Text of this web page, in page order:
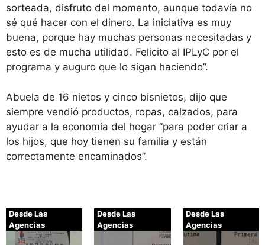
sorteada, disfruto del momento, aunque todavía no
sé qué hacer con el dinero. La iniciativa es muy
buena, porque hay muchas personas necesitadas y
esto es de mucha utilidad. Felicito al IPLyC por el
programa y auguro que lo sigan haciendo”.
Abuela de 16 nietos y cinco bisnietos, dijo que
siempre vendió productos, ropas, calzados, para
ayudar a la economía del hogar “para poder criar a
los hijos, que hoy tienen su familia y están
correctamente encaminados”.
Desde Las
Agencias
Desde Las
Agencias
Desde Las
Agencias